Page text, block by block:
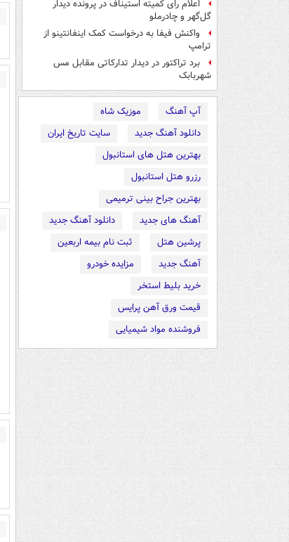
اعلام رای کمیته استیناف در پرونده دیدار
گل‌گهر و چادرملو
واکنش فیفا به درخواست کمک اینفانتینو از
ترامپ
برد تراکتور در دیدار تدارکاتی مقابل مس
شهربابک
آپ آهنگ
موزیک شاه
دانلود آهنگ جدید
سایت تاریخ ایران
بهترین هتل های استانبول
رزرو هتل استانبول
بهترین جراح بینی ترمیمی
آهنگ های جدید
دانلود آهنگ جدید
پرشین هتل
ثبت نام بیمه اربعین
آهنگ جدید
مزایده خودرو
خرید بلیط استخر
قیمت ورق آهن پرایس
فروشنده مواد شیمیایی